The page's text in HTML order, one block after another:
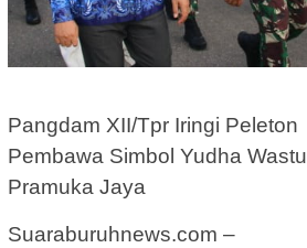
Pangdam XII/Tpr Iringi Peleton
Pembawa Simbol Yudha Wastu
Pramuka Jaya
Suaraburuhnews.com –